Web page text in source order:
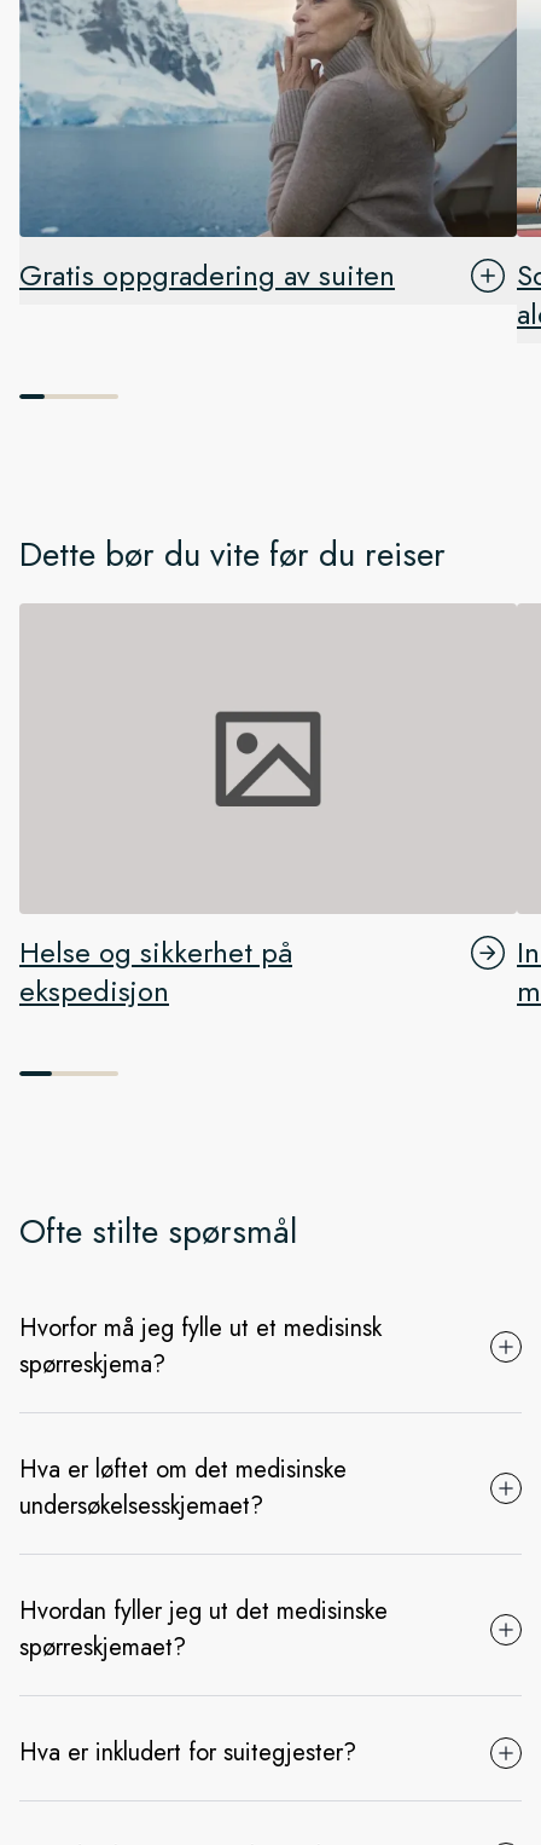
Gratis oppgradering av suiten
Dette bør du vite før du reiser
Helse og sikkerhet på
ekspedisjon
Ofte stilte spørsmål
Hvorfor må jeg fylle ut et medisinsk
spørreskjema?
Hva er løftet om det medisinske
undersøkelsesskjemaet?
Hvordan fyller jeg ut det medisinske
spørreskjemaet?
Hva er inkludert for suitegjester?